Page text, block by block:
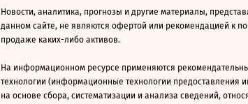
Новости, аналитика, прогнозы и другие материалы,
данном сайте, не являются офертой или рекомендацией к
продаже каких-либо активов.
На информационном ресурсе применяются
технологии (информационные технологии предоставления
на основе сбора, систематизации и анализа сведений,